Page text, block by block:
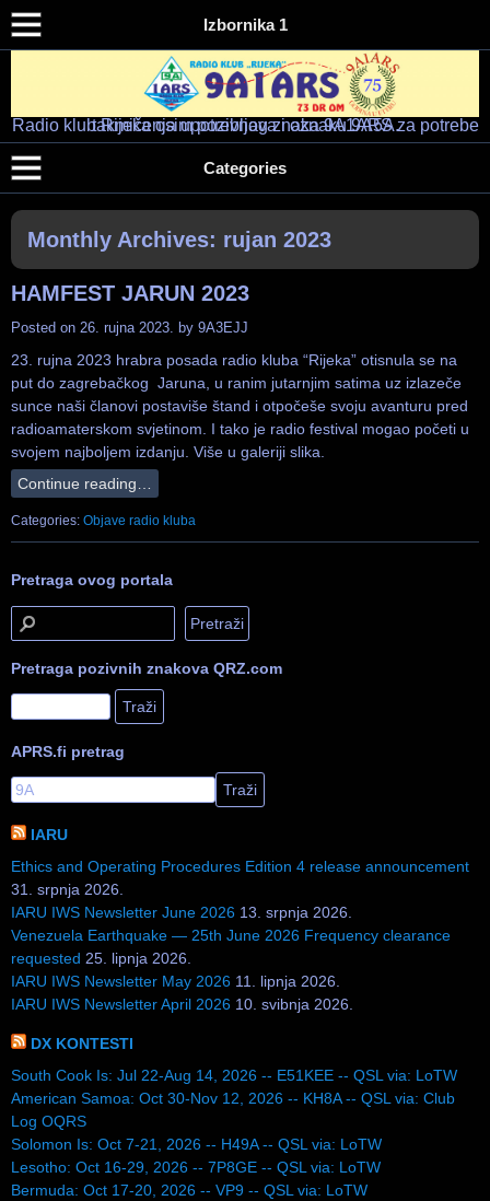
Izbornika 1
Radio klub "RIJEKA" – 9A1ARS – 9A5A
HAM RADIO KLUB RIJEKA
Radio klub Rijeka osim pozivnog znaka 9A1ARS za potrebe takmičenja upotrebljava i oznaku 9A5A.
Categories
Monthly Archives: rujan 2023
HAMFEST JARUN 2023
Posted on 26. rujna 2023. by 9A3EJJ
23. rujna 2023 hrabra posada radio kluba “Rijeka” otisnula se na
put do zagrebačkog Jaruna, u ranim jutarnjim satima uz izlazeče
sunce naši članovi postaviše štand i otpočeše svoju avanturu pred
radioamaterskom svjetinom. I tako je radio festival mogao početi u
svojem najboljem izdanju. Više u galeriji slika.
Continue reading…
Categories: Objave radio kluba
Pretraga ovog portala
Pretraga pozivnih znakova QRZ.com
APRS.fi pretrag
IARU
Ethics and Operating Procedures Edition 4 release announcement
31. srpnja 2026.
IARU IWS Newsletter June 2026 13. srpnja 2026.
Venezuela Earthquake — 25th June 2026 Frequency clearance
requested 25. lipnja 2026.
IARU IWS Newsletter May 2026 11. lipnja 2026.
IARU IWS Newsletter April 2026 10. svibnja 2026.
DX KONTESTI
South Cook Is: Jul 22-Aug 14, 2026 -- E51KEE -- QSL via: LoTW
American Samoa: Oct 30-Nov 12, 2026 -- KH8A -- QSL via: Club
Log OQRS
Solomon Is: Oct 7-21, 2026 -- H49A -- QSL via: LoTW
Lesotho: Oct 16-29, 2026 -- 7P8GE -- QSL via: LoTW
Bermuda: Oct 17-20, 2026 -- VP9 -- QSL via: LoTW